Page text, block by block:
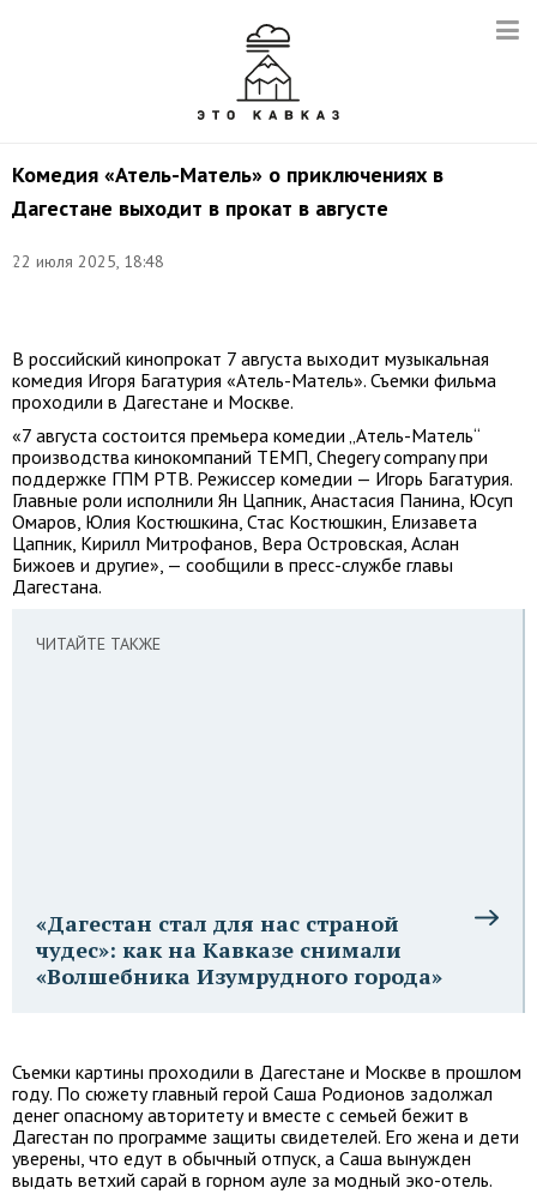
Комедия «Атель-Матель» о приключениях в
Дагестане выходит в прокат в августе
22 июля 2025, 18:48
с
В российский кинопрокат 7 августа выходит музыкальная
комедия Игоря Багатурия «Атель-Матель». Съемки фильма
проходили в Дагестане и Москве.
«7 августа состоится премьера комедии „Атель-Матель“
производства кинокомпаний ТЕМП, Chegery company при
поддержке ГПМ РТВ. Режиссер комедии — Игорь Багатурия.
Главные роли исполнили Ян Цапник, Анастасия Панина, Юсуп
Омаров, Юлия Костюшкина, Стас Костюшкин, Елизавета
Цапник, Кирилл Митрофанов, Вера Островская, Аслан
Бижоев и другие», — сообщили в пресс-службе главы
Дагестана.
ЧИТАЙТЕ ТАКЖЕ
«Дагестан стал для нас страной
чудес»: как на Кавказе снимали
«Волшебника Изумрудного города»
Съемки картины проходили в Дагестане и Москве в прошлом
году. По сюжету главный герой Саша Родионов задолжал
денег опасному авторитету и вместе с семьей бежит в
Дагестан по программе защиты свидетелей. Его жена и дети
уверены, что едут в обычный отпуск, а Саша вынужден
выдать ветхий сарай в горном ауле за модный эко-отель.